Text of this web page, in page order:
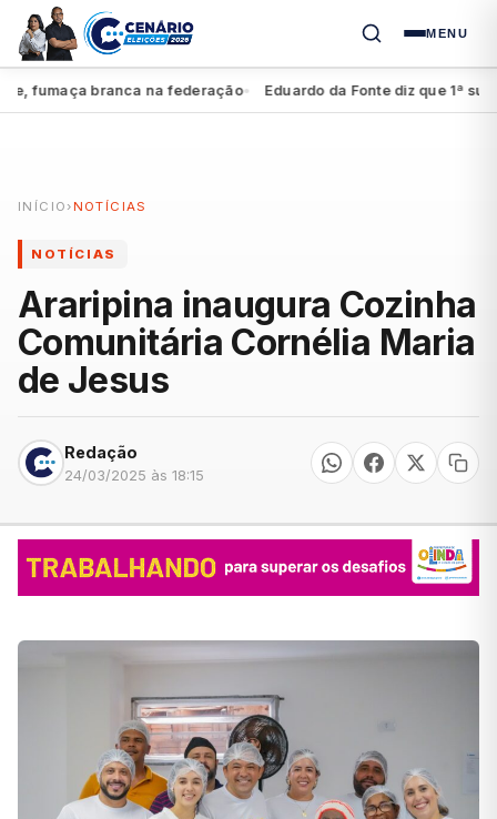
MENU
branca na federação● Eduardo da Fonte diz que 1ª
INÍCIO › NOTÍCIAS
NOTÍCIAS
Araripina inaugura Cozinha
Comunitária Cornélia Maria
de Jesus
Redação
24/03/2025 às 18:15